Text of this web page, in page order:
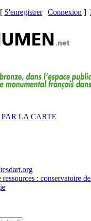
[ S'enregistrer| Connexion ]
LA CARTE
ressources : conservatoire